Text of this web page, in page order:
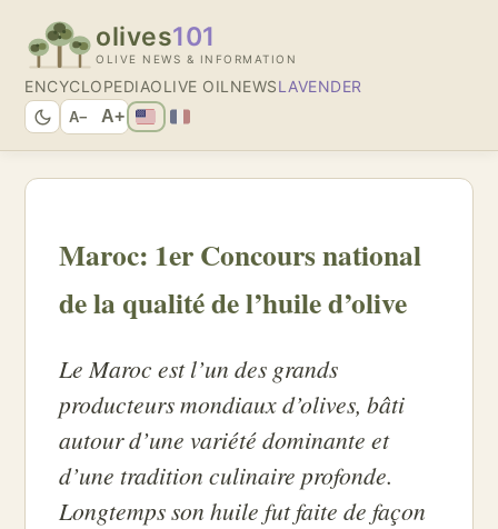
olives101
OLIVE NEWS & INFORMATION
ENCYCLOPEDIAOLIVE OIL NEWSLAVENDER
A− A+
Maroc: 1er Concours national
de la qualité de l’huile d’olive
Le Maroc est l’un des grands
producteurs mondiaux d’olives, bâti
autour d’une variété dominante et
d’une tradition culinaire profonde.
Longtemps son huile fut faite de façon